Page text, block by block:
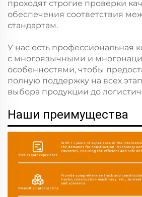
проходят строгие проверки
обеспечения соответствия
стандартам.
У нас есть профессиональная
с многоязычными и
особенностями, чтобы
полную поддержку на всех
выбора продукции до
Наши преимущества